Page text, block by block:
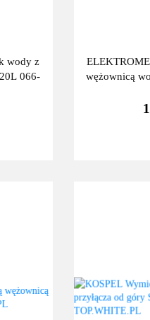
wody z
066-
wężownicą